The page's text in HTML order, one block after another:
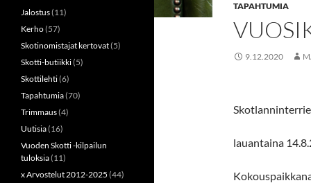
TAPAHTUMIA
9.12.2020
lauantaina
Jalostus(11)
Kerho(57)
Skotinomistajat kertovat(5)
Skotti-butiikki(5)
Skottilehti(6)
Tapahtumia(70)
Trimmaus(4)
Uutisia(16)
Vuoden Skotti -kilpailun
tuloksia(11)
x Arvostelut 2012-2025 (44)